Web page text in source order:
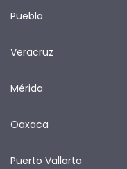
Puebla
Veracruz
Mérida
Oaxaca
Puerto Vallarta